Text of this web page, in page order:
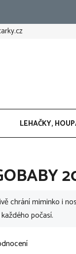
LEHAČKY,
chrání miminko i
počasí.